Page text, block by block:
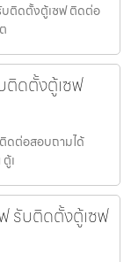
บติดตั้งตู้เซฟ ติดต่อ
ติดตั้งตู้เซฟ
ดต่อสอบถามได้
เ
รับติดตั้งตู้เซฟ